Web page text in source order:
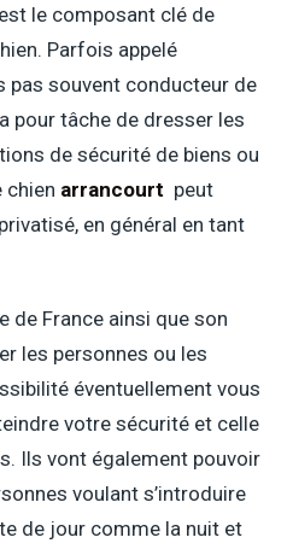
le composant clé de
Parfois appelé
pas souvent conducteur de
pour tâche de dresser les
de sécurité de biens ou
chien arrancourt peut
en général en tant
de France ainsi que son
les personnes ou les
éventuellement vous
votre sécurité et celle
Ils vont également pouvoir
voulant s’introduire
de jour comme la nuit et